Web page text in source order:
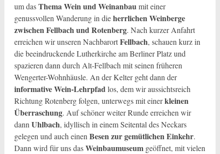
um dasThema Wein und Weinanbaumit einer
genussvollen Wanderung in dieherrlichen Weinberge
zwischen Fellbach und Rotenberg. Nach kurzer Anfahrt
erreichen wir unseren NachbarortFellbach, schauen kurz in
die beeindruckende Lutherkirche am Berliner Platz und
spazieren dann durch Alt-Fellbach mit seinen früheren
Wengerter-Wohnhäusle. An der Kelter geht dann der
informative Wein-Lehrpfadlos, dem wir aussichtsreich
Richtung Rotenberg folgen, unterwegs mit einerkleinen
Überraschung. Auf schöner weiter Runde erreichen wir
dann Uhlbach, idyllisch in einem Seitental des Neckars
gelegen und auch einen Besen zur gemütlichen Einkehr.
Dann wird für uns dasWeinbaumuseumgeöffnet, mit vielen